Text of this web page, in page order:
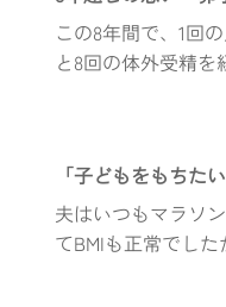
変...
この8年間で、1回
と8回の体外受精を
う選択肢を考え、
夫はいつもマラソ
てBMIも正常でした